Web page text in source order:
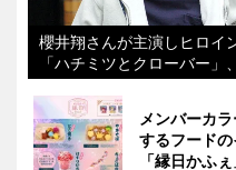
櫻井翔さんが主演しヒロイ
「ハチミツとクローバー
メンバーカ
するフード
「縁日かふぇ